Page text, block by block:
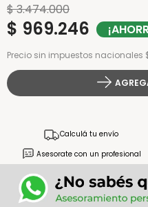
$3.474.000
$ 969.246
Precio sin impuestos nacionales
Calculá tu envío
Asesorate con un profesional